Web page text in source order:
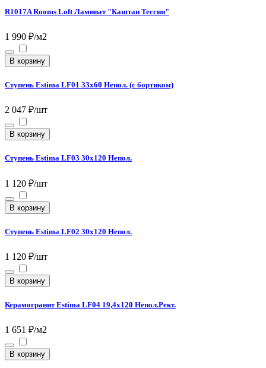
R1017A Rooms Loft Ламинат "Каштан Тессин"
1 990 ₽/м2
В корзину
Ступень Estima LF01 33x60 Непол. (с бортиком)
2 047 ₽/шт
В корзину
Ступень Estima LF03 30x120 Непол.
1 120 ₽/шт
В корзину
Ступень Estima LF02 30x120 Непол.
1 120 ₽/шт
В корзину
Керамогранит Estima LF04 19,4x120 Непол.Рект.
1 651 ₽/м2
В корзину